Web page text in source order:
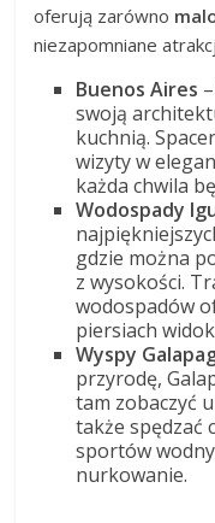
oferują zarówno
niezapomniane
Buenos Aires
swoją
kuchnią.
wizyty w
każda chwila
Wodospady
gdzie można
z wysokości.
wodospadów
piersiach
Wyspy
przyrodę,
tam zobaczyć
także spędzać
sportów
nurkowanie.